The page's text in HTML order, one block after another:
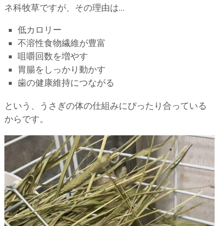
ネ科牧草ですが、その理由は…
低カロリー
不溶性食物繊維が豊富
咀嚼回数を増やす
胃腸をしっかり動かす
歯の健康維持につながる
という、うさぎの体の仕組みにぴったり合っている
からです。